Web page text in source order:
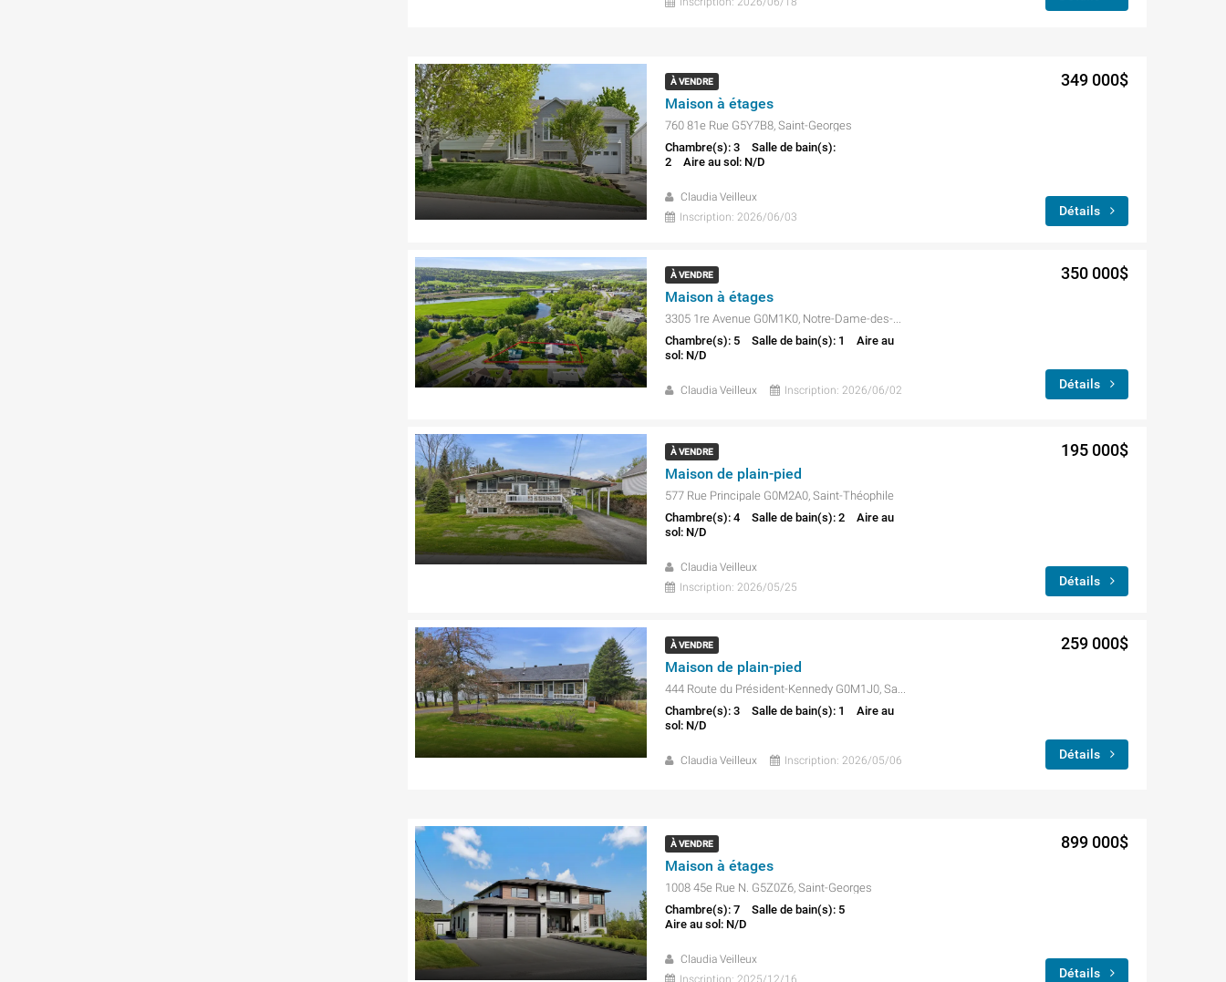
À VENDRE
Maison à étages
760 81e Rue G5Y7B8, Saint-Georges
Chambre(s): 3
Salle de bain(s):
2
Aire au sol: N/D
Claudia Veilleux
Inscription: 2026/06/03
349 000$
Détails
À VENDRE
Maison à étages
3305 1re Avenue G0M1K0, Notre-Dame-des-Pins
Chambre(s): 5
Salle de bain(s): 1
Aire au
sol: N/D
Claudia Veilleux Inscription: 2026/06/02
350 000$
Détails
À VENDRE
Maison de plain-pied
577 Rue Principale G0M2A0, Saint-Théophile
Chambre(s): 4
Salle de bain(s): 2
Aire au
sol: N/D
Claudia Veilleux
Inscription: 2026/05/25
195 000$
Détails
À VENDRE
Maison de plain-pied
444 Route du Président-Kennedy G0M1J0, Saint-Côme/Linière
Chambre(s): 3
Salle de bain(s): 1
Aire au
sol: N/D
Claudia Veilleux Inscription: 2026/05/06
259 000$
Détails
À VENDRE
Maison à étages
1008 45e Rue N. G5Z0Z6, Saint-Georges
Chambre(s): 7
Salle de bain(s): 5
Aire au sol: N/D
Claudia Veilleux
899 000$
Détails